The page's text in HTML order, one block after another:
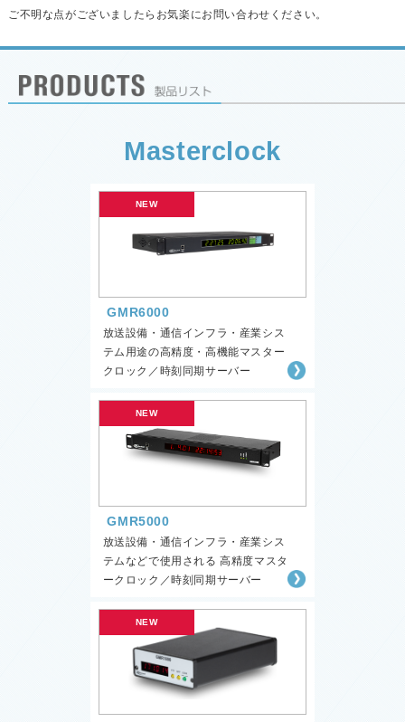
ご不明な点がございましたらお気楽にお問い合わせください。
Masterclock
GMR6000
放送設備・通信インフラ・産業シス
テム用途の高精度・高機能マスター
クロック／時刻同期サーバー
GMR5000
放送設備・通信インフラ・産業シス
テムなどで使用される 高精度マスタ
ークロック／時刻同期サーバー